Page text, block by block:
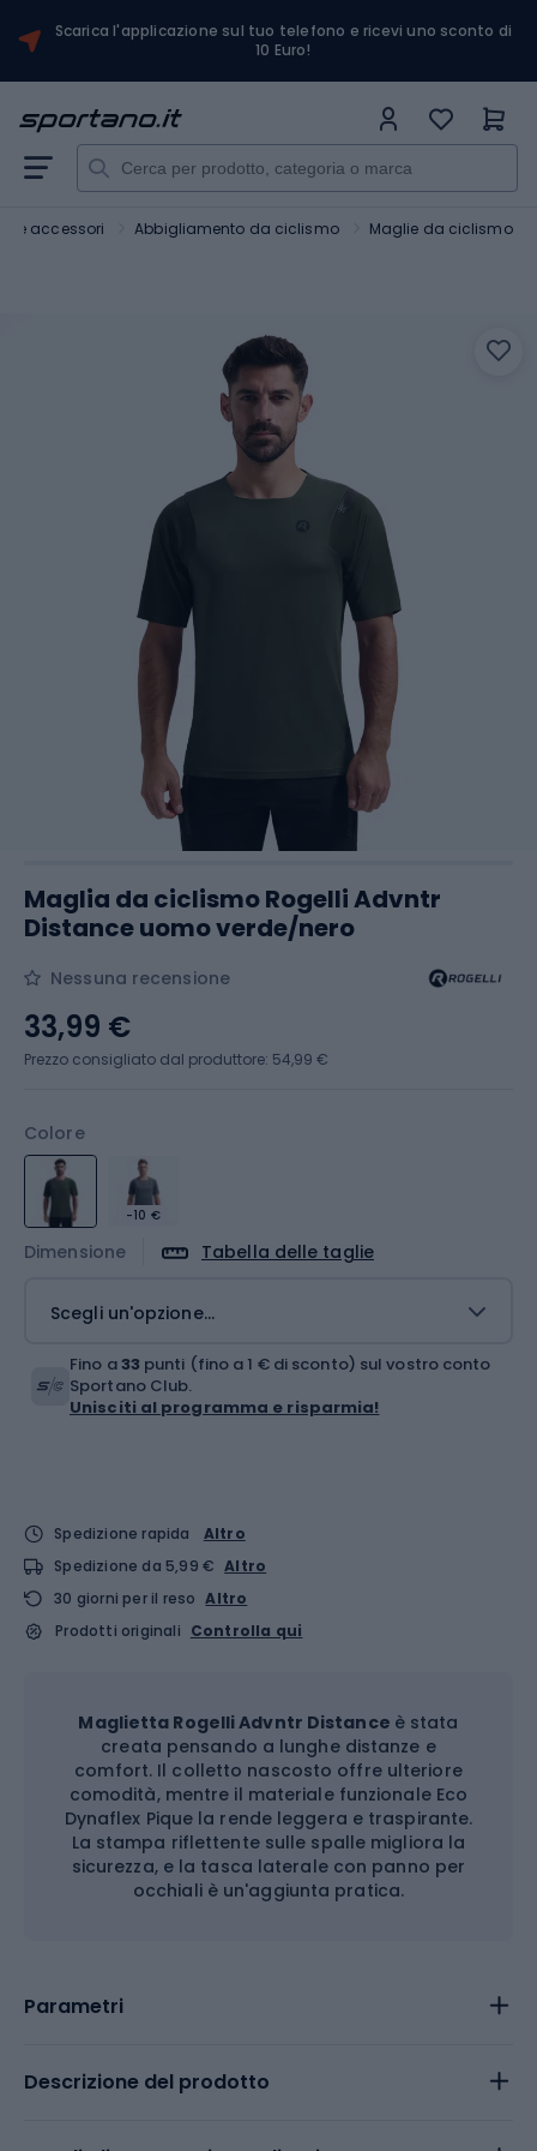
Scarica l'applicazione sul tuo telefono e ricevi uno sconto di
10 Euro!
e accessori Abbigliamento da ciclismo Maglie da ciclismo
Maglia da ciclismo Rogelli Advntr
Distance uomo verde/nero
Nessuna recensione
Colore
-10 €
Dimensione Tabella delle taglie
Scegli un'opzione...
33,99 €
Prezzo consigliato dal produttore: 54,99 €
Fino a33 punti (fino a 1 € di sconto) sul vostro conto
Sportano Club.
Unisciti al programma e risparmia!
Spedizione rapida
Altro
Spedizione da 5,99 € Altro
30 giorni per il reso Altro
Prodotti originali Controlla qui
Maglietta Rogelli Advntr Distance è stata
creata pensando a lunghe distanze e
comfort. Il colletto nascosto offre ulteriore
comodità, mentre il materiale funzionale Eco
Dynaflex Pique la rende leggera e traspirante.
La stampa riflettente sulle spalle migliora la
sicurezza, e la tasca laterale con panno per
occhiali è un'aggiunta pratica.
Parametri
Descrizione del prodotto